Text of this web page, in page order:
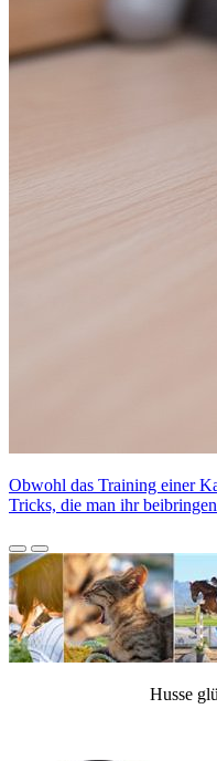
Obwohl das Training einer
Tricks, die man ihr
Husse